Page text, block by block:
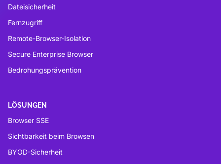
Dateisicherheit
Fernzugriff
Remote-Browser-Isolation
Secure Enterprise Browser
Bedrohungsprävention
LÖSUNGEN
Browser SSE
Sichtbarkeit beim Browsen
BYOD-Sicherheit